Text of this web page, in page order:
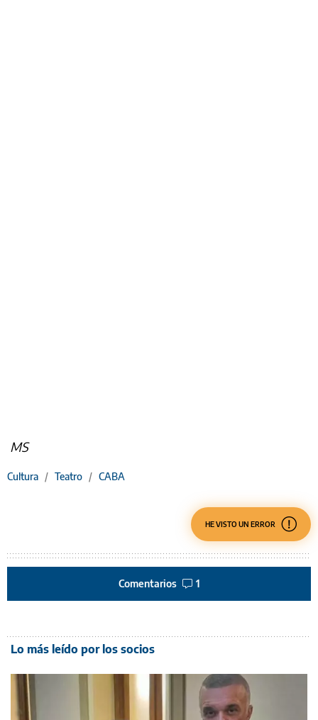
MS
Cultura / Teatro / CABA
HE VISTO UN ERROR
Comentarios 1
Lo más leído por los socios